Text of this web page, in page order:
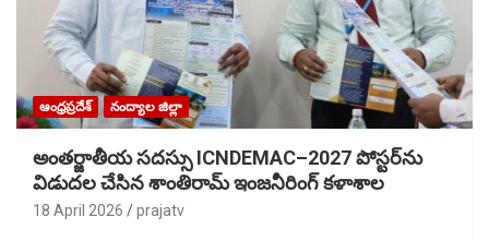
ఆంధ్రప్రదేశ్ నంద్యాల జిల్లా
అంతర్జాతీయ సదస్సు ICNDEMAC–2027 పోస్టర్‌ను
విడుదల చేసిన శాంతిరామ్ ఇంజనీరింగ్ కళాశాల
18 April 2026 prajatv